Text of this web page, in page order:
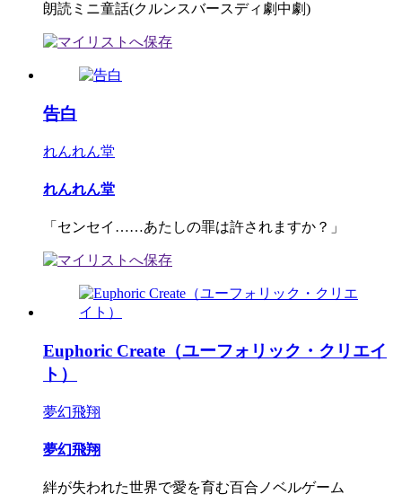
朗読ミニ童話(クルンスバースディ劇中劇)
告白
れんれん堂
れんれん堂
「センセイ……あたしの罪は許されますか？」
Euphoric Create（ユーフォリック・クリエイ
ト）
夢幻飛翔
夢幻飛翔
絆が失われた世界で愛を育む百合ノベルゲーム